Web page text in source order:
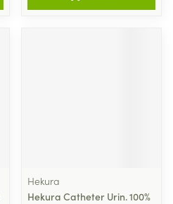
Hekura
Hekura Catheter Urin. 100%